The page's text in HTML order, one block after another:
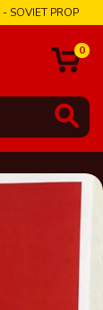
SOVIET PROP
0